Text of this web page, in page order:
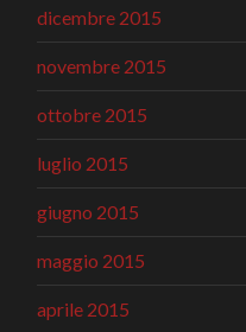
dicembre 2015
novembre 2015
ottobre 2015
luglio 2015
giugno 2015
maggio 2015
aprile 2015